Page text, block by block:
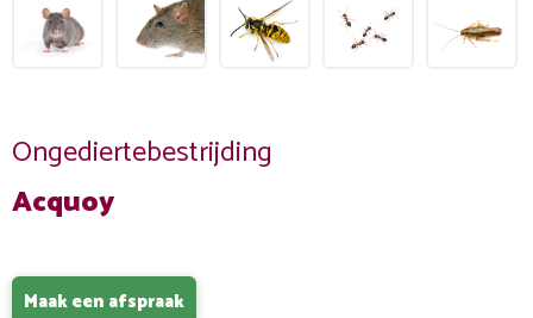
Ongediertebestrijding
Acquoy
Maak een afspraak